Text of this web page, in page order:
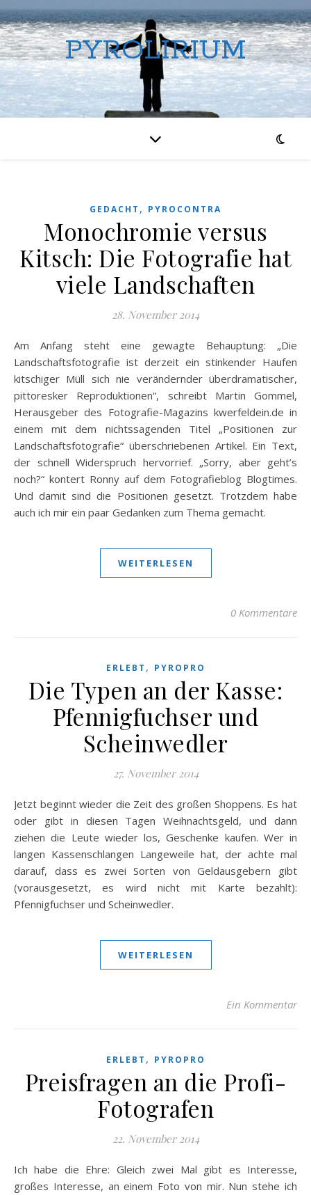
PYROLIRIUM
GEDACHT , PYROCONTRA
Monochromie versus
Kitsch: Die Fotografie hat
viele Landschaften
28. November 2014
Am Anfang steht eine gewagte Behauptung: „Die
Landschaftsfotografie ist derzeit ein stinkender Haufen
kitschiger Müll sich nie verändernder überdramatischer,
pittoresker Reproduktionen“, schreibt Martin Gommel,
Herausgeber des Fotografie-Magazins kwerfeldein.de in
einem mit dem nichtssagenden Titel „Positionen zur
Landschaftsfotografie“ überschriebenen Artikel. Ein Text,
der schnell Widerspruch hervorrief. „Sorry, aber geht’s
noch?“ kontert Ronny auf dem Fotografieblog Blogtimes.
Und damit sind die Positionen gesetzt. Trotzdem habe
auch ich mir ein paar Gedanken zum Thema gemacht.
WEITERLESEN
0 Kommentare
ERLEBT , PYROPRO
Die Typen an der Kasse:
Pfennigfuchser und
Scheinwedler
27. November 2014
Jetzt beginnt wieder die Zeit des großen Shoppens. Es hat
oder gibt in diesen Tagen Weihnachtsgeld, und dann
ziehen die Leute wieder los, Geschenke kaufen. Wer in
langen Kassenschlangen Langeweile hat, der achte mal
darauf, dass es zwei Sorten von Geldausgebern gibt
(vorausgesetzt, es wird nicht mit Karte bezahlt):
Pfennigfuchser und Scheinwedler.
WEITERLESEN
Ein Kommentar
ERLEBT , PYROPRO
Preisfragen an die Profi-
Fotografen
22. November 2014
Ich habe die Ehre: Gleich zwei Mal gibt es Interesse,
großes Interesse, an einem Foto von mir. Nun stehe ich